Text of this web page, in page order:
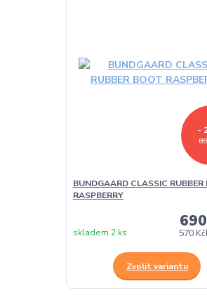
-
BUNDGAARD CLASSIC RUBBER
RASPBERRY
570 Kč
skladem 2 ks
Zvolit variantu